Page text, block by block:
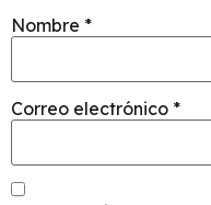
Nombre *
Correo electrónico *